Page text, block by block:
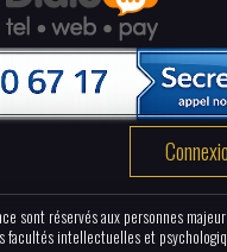
sont réservés aux personnes
facultés intellectuelles et